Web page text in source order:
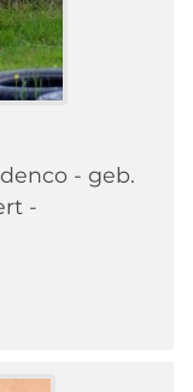
- geb.
-